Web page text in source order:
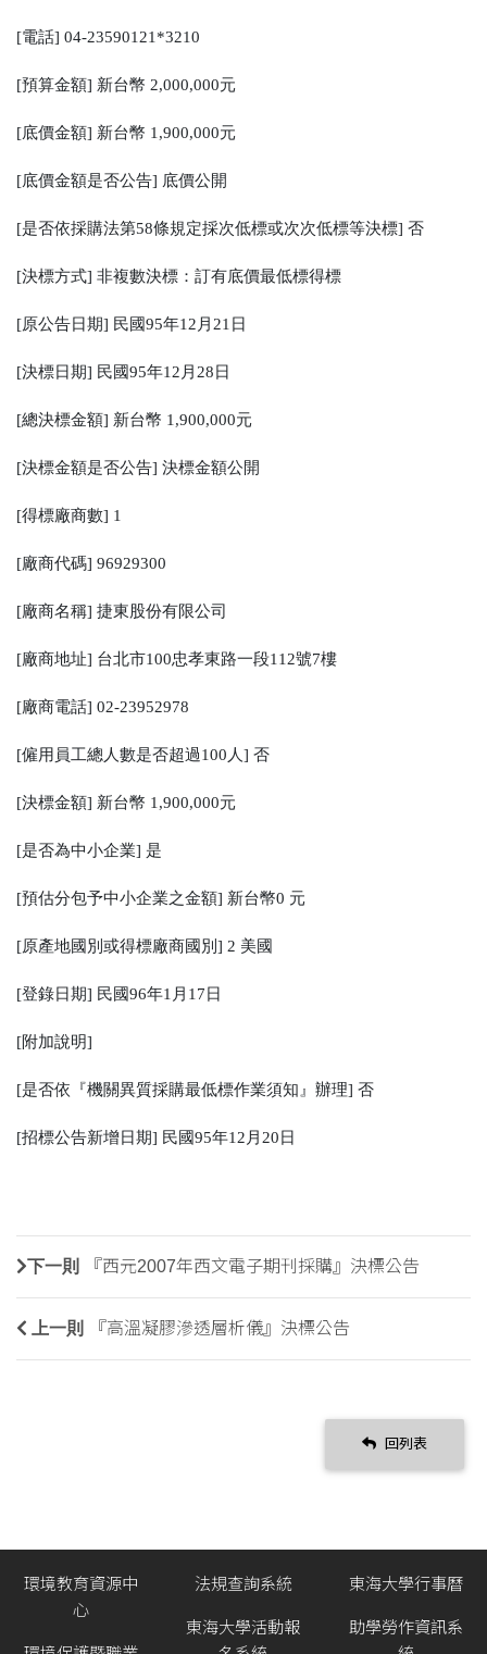
[電話] 04-23590121*3210
[預算金額] 新台幣 2,000,000元
[底價金額] 新台幣 1,900,000元
[底價金額是否公告] 底價公開
[是否依採購法第58條規定採次低標或次次低標等決標] 否
[決標方式] 非複數決標：訂有底價最低標得標
[原公告日期] 民國95年12月21日
[決標日期] 民國95年12月28日
[總決標金額] 新台幣 1,900,000元
[決標金額是否公告] 決標金額公開
[得標廠商數] 1
[廠商代碼] 96929300
[廠商名稱] 捷東股份有限公司
[廠商地址] 台北市100忠孝東路一段112號7樓
[廠商電話] 02-23952978
[僱用員工總人數是否超過100人] 否
[決標金額] 新台幣 1,900,000元
[是否為中小企業] 是
[預估分包予中小企業之金額] 新台幣0 元
[原產地國別或得標廠商國別] 2 美國
[登錄日期] 民國96年1月17日
[附加說明]
[是否依『機關異質採購最低標作業須知』辦理] 否
[招標公告新增日期] 民國95年12月20日
下一則 『西元2007年西文電子期刊採購』決標公告
上一則 『高溫凝膠滲透層析儀』決標公告
回列表
環境教育資源中
心
法規查詢系統
東海大學活動報
東海大學行事曆
助學勞作資訊系